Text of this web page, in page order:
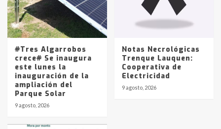
#Tres Algarrobos
crece# Se inaugura
este lunes la
inauguración de la
ampliación del
Parque Solar
9 agosto, 2026
Notas Necrológicas
Trenque Lauquen:
Cooperativa de
Electricidad
9 agosto, 2026